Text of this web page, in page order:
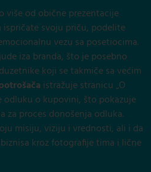
više od obične prezentacije
svoju priču, podelite
vezu sa posetiocima.
iza branda, što je posebno
koji se takmiče sa većim
istražuje stranicu „O
odluku o kupovini, što pokazuje
za proces donošenja odluka.
misiju, viziju i vrednosti, ali i da
kroz fotografije tima i lične